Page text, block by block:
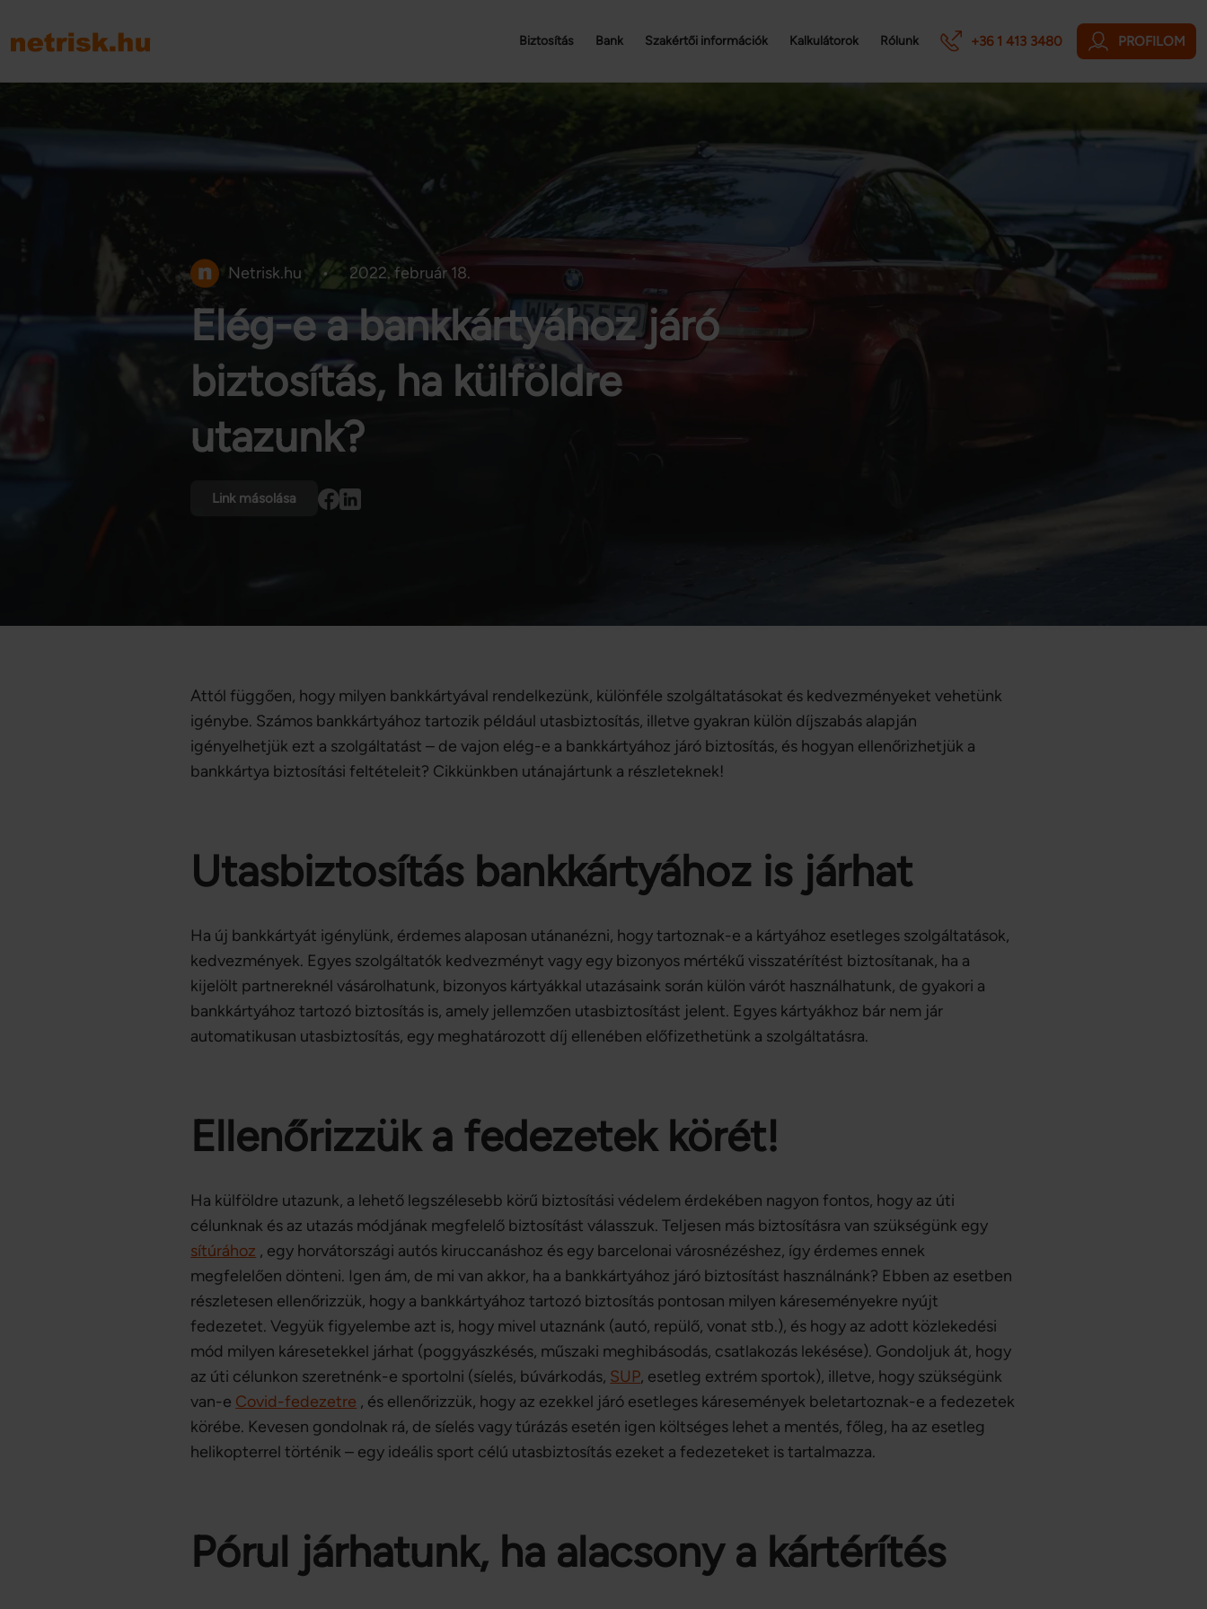
Biztosítás Bank Szakértői információk Kalkulátorok Rólunk +36 1 413 3480 PROFILOM
Netrisk.hu • 2022. február 18.
Elég-e a bankkártyához járó
biztosítás, ha külföldre
utazunk?
Link másolása
Attól függően, hogy milyen bankkártyával rendelkezünk, különféle szolgáltatásokat és kedvezményeket vehetünk
igénybe. Számos bankkártyához tartozik például utasbiztosítás, illetve gyakran külön díjszabás alapján
igényelhetjük ezt a szolgáltatást – de vajon elég-e a bankkártyához járó biztosítás, és hogyan ellenőrizhetjük a
bankkártya biztosítási feltételeit? Cikkünkben utánajártunk a részleteknek!
Utasbiztosítás bankkártyához is járhat
Ha új bankkártyát igénylünk, érdemes alaposan utánanézni, hogy tartoznak-e a kártyához esetleges szolgáltatások,
kedvezmények. Egyes szolgáltatók kedvezményt vagy egy bizonyos mértékű visszatérítést biztosítanak, ha a
kijelölt partnereknél vásárolhatunk, bizonyos kártyákkal utazásaink során külön várót használhatunk, de gyakori a
bankkártyához tartozó biztosítás is, amely jellemzően utasbiztosítást jelent. Egyes kártyákhoz bár nem jár
automatikusan utasbiztosítás, egy meghatározott díj ellenében előfizethetünk a szolgáltatásra.
Ellenőrizzük a fedezetek körét!
Ha külföldre utazunk, a lehető legszélesebb körű biztosítási védelem érdekében nagyon fontos, hogy az úti
célunknak és az utazás módjának megfelelő biztosítást válasszuk. Teljesen más biztosításra van szükségünk egy
sítúrához , egy horvátországi autós kiruccanáshoz és egy barcelonai városnézéshez, így érdemes ennek
megfelelően dönteni. Igen ám, de mi van akkor, ha a bankkártyához járó biztosítást használnánk? Ebben az esetben
részletesen ellenőrizzük, hogy a bankkártyához tartozó biztosítás pontosan milyen káreseményekre nyújt
fedezetet. Vegyük figyelembe azt is, hogy mivel utaznánk (autó, repülő, vonat stb.), és hogy az adott közlekedési
mód milyen káresetekkel járhat (poggyászkésés, műszaki meghibásodás, csatlakozás lekésése). Gondoljuk át, hogy
az úti célunkon szeretnénk-e sportolni (síelés, búvárkodás, SUP, esetleg extrém sportok), illetve, hogy szükségünk
van-e Covid-fedezetre , és ellenőrizzük, hogy az ezekkel járó esetleges káresemények beletartoznak-e a fedezetek
körébe. Kevesen gondolnak rá, de síelés vagy túrázás esetén igen költséges lehet a mentés, főleg, ha az esetleg
helikopterrel történik – egy ideális sport célú utasbiztosítás ezeket a fedezeteket is tartalmazza.
Pórul járhatunk, ha alacsony a kártérítés